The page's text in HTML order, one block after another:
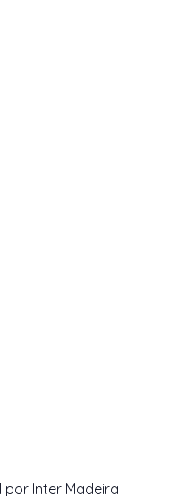
por Inter Madeira